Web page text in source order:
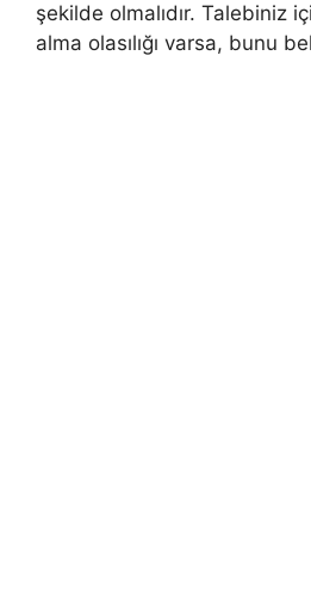
şekilde olmalıdır. Talebiniz
alma olasılığı varsa, bunu